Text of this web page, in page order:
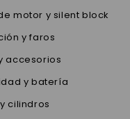
motor y silent block
y faros
accesorios
y batería
cilindros